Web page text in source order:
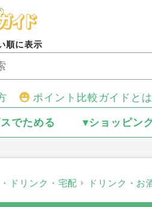
順に表示
ポイント比較ガイドとは
でためる ▾ショッピン
ドリンク・宅配 ドリンク・お